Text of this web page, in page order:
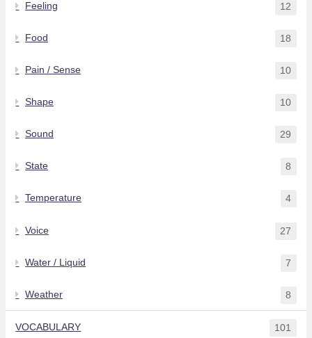
Feeling 12
Food 18
Pain / Sense 10
Shape 10
Sound 29
State 8
Temperature 4
Voice 27
Water / Liquid 7
Weather 8
VOCABULARY 101